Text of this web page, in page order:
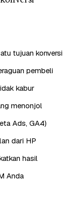
tujuan konversi
pembeli
kabur
menonjol
Ads, GA4)
dari HP
hasil
Anda